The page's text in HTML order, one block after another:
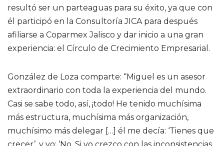
resultó ser un parteaguas para su éxito, ya que con
él participó en la Consultoría JICA para después
afiliarse a Coparmex Jalisco y dar inicio a una gran
experiencia: el Círculo de Crecimiento Empresarial.
González de Loza comparte: “Miguel es un asesor
extraordinario con toda la experiencia del mundo.
Casi se sabe todo, así, ¡todo! He tenido muchísima
más estructura, muchísima más organización,
muchísimo más delegar […] él me decía: ‘Tienes que